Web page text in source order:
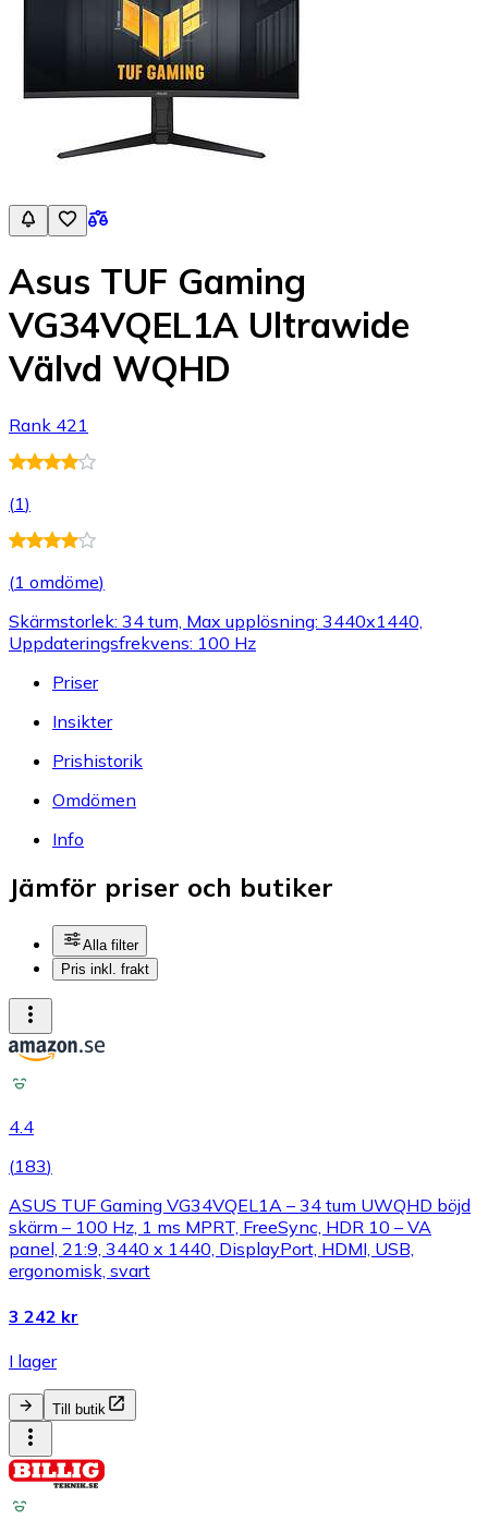
Asus TUF Gaming
VG34VQEL1A Ultrawide
Välvd WQHD
Rank 421
(1)
(1 omdöme)
Skärmstorlek: 34 tum, Max upplösning: 3440x1440,
Uppdateringsfrekvens: 100 Hz
Priser
Insikter
Prishistorik
Omdömen
Info
Jämför priser och butiker
Alla filter
Pris inkl. frakt
4.4
(183)
ASUS TUF Gaming VG34VQEL1A – 34 tum UWQHD böjd
skärm – 100 Hz, 1 ms MPRT, FreeSync, HDR 10 – VA
panel, 21:9, 3440 x 1440, DisplayPort, HDMI, USB,
ergonomisk, svart
3 242 kr
I lager
Till butik